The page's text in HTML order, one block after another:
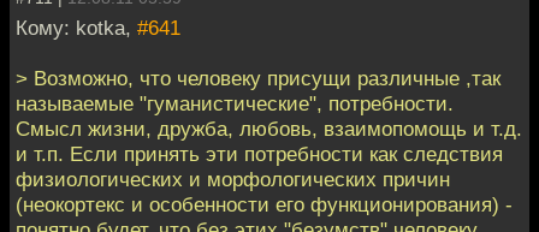
Кому: kotka, #641
> Возможно, что человеку присущи различные ,так
называемые "гуманистические", потребности.
Смысл жизни, дружба, любовь, взаимопомощь и т.д.
и т.п. Если принять эти потребности как следствия
физиологических и морфологических причин
(неокортекс и особенности его функционирования) -